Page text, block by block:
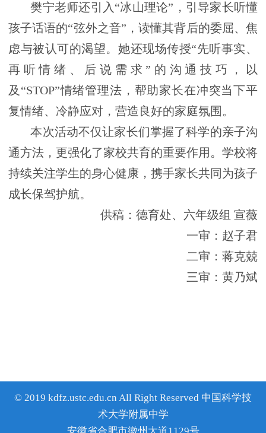
樊宁老师还引入“冰山理论”，引导家长听懂
孩子话语的“弦外之音”，读懂其背后的委屈、焦
虑与被认可的渴望。她还现场传授“先听事实、
再听情绪、后说需求”的沟通技巧，以
及“STOP”情绪管理法，帮助家长在冲突当下平
复情绪、冷静应对，营造良好的家庭氛围。
本次活动不仅让家长们掌握了科学的亲子沟
通方法，更强化了家校共育的重要作用。学校将
持续关注学生的身心健康，携手家长共同为孩子
成长保驾护航。
供稿：德育处、六年级组 宣薇
一审：赵子君
二审：蒋克兢
三审：黄乃斌
© 2019 kdfz.ustc.edu.cn All Right Reserved 中国科学技
术大学附属中学